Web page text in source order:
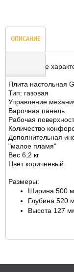
ОПИСАНИЕ
Технические
Плита настольная
Тип: газовая
Управление
Варочная панель
Рабочая
Количество
Дополнительная
"малое пламя"
Вес 6,2 кг
Цвет коричневый
Размеры:
Ширина 500
Глубина 520
Высота 127